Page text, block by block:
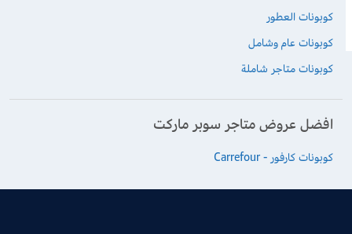
كوبونات العطور
كوبونات عام وشامل
كوبونات متاجر شاملة
افضل عروض متاجر سوبر ماركت
كوبونات كارفور - Carrefour